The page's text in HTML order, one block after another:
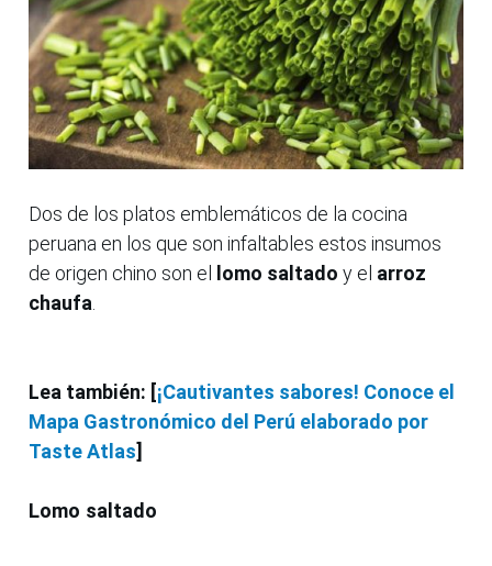
Dos de los platos emblemáticos de la cocina
peruana en los que son infaltables estos insumos
de origen chino son el
lomo saltado y el arroz
chaufa
Lea también: [¡Cautivantes sabores! Conoce el
Mapa Gastronómico del Perú elaborado por
Taste Atlas]
Lomo saltado